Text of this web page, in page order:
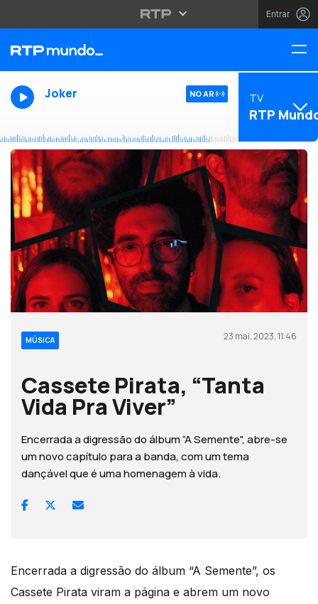
Entrar
Joker NO AR TV
RTP
MÚSICA 23 mai, 2023, 11:46
Cassete Pirata, “Tanta
Vida Pra Viver”
Encerrada a digressão do álbum “A Semente", abre-se
um novo capítulo para a banda, com um tema
dançável que é uma homenagem à vida.
Encerrada a digressão do álbum “A Semente”, os
Cassete Pirata viram a página e abrem um novo